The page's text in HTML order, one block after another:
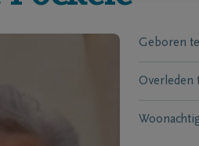
Geboren te
Overleden